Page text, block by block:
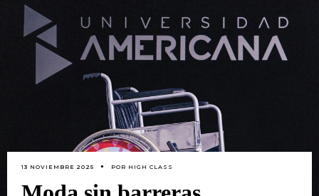
13 NOVIEMBRE 2025 POR HIGH CLASS